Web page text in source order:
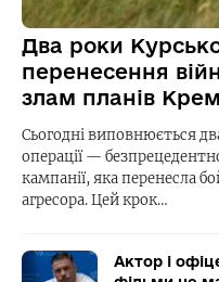
Два роки
перенесення
злам планів
Сьогодні виповнюється
операції —
кампанії, яка перенесла
агресора. Цей крок…
Актор і